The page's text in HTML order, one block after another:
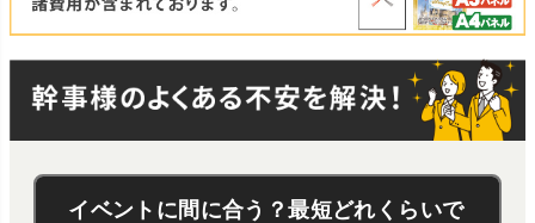
イベントに間に合う？最短どれくらいで